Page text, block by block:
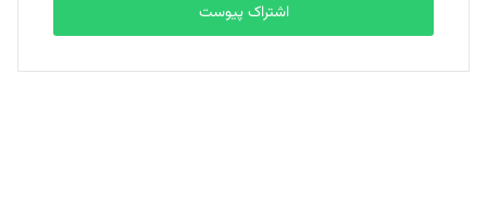
بابک نقاش
تحریریه
اشتراک پیوست